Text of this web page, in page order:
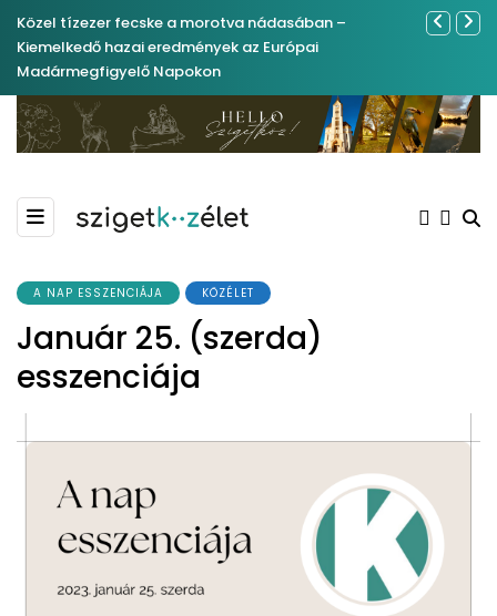
Közel tízezer fecske a morotva nádasában –
Kiemelkedő hazai eredmények az Európai
Madármegfigyelő Napokon
Ferenc
A NAP ESSZENCIÁJA KÖZÉLET
Január 25. (szerda)
esszenciája